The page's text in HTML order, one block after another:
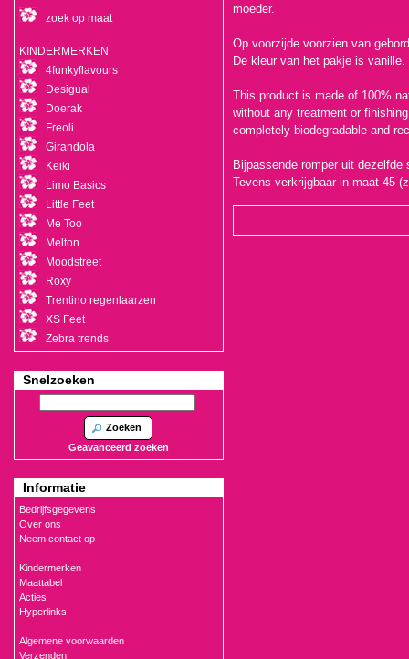
moeder.
Op voorzijde voorzien van
De kleur van het pakje is vanille.
This product is made of 100%
without any treatment or
completely biodegradable and
Bijpassende romper uit dezelfde
Tevens verkrijgbaar in maat 45
zoek op maat
KINDERMERKEN
4funkyflavours
Desigual
Doerak
Freoli
Girandola
Keiki
Limo Basics
Little Feet
Me Too
Melton
Moodstreet
Roxy
Trentino regenlaarzen
XS Feet
Zebra trends
Snelzoeken
Zoeken
Geavanceerd zoeken
Informatie
Bedrijfsgegevens
Over ons
Neem contact op
Kindermerken
Maattabel
Acties
Hyperlinks
Algemene voorwaarden
Verzenden